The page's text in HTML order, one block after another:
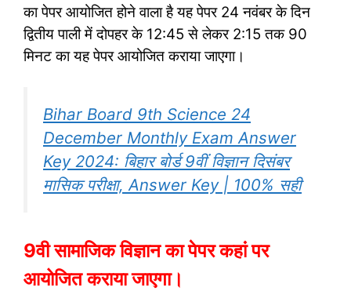
का पेपर आयोजित होने वाला है यह पेपर 24 नवंबर के दिन
द्वितीय पाली में दोपहर के 12:45 से लेकर 2:15 तक 90
मिनट का यह पेपर आयोजित कराया जाएगा।
Bihar Board 9th Science 24
December Monthly Exam Answer
Key 2024: बिहार बोर्ड 9वीं विज्ञान दिसंबर
मासिक परीक्षा, Answer Key | 100% सही
9वी सामाजिक विज्ञान का पेपर कहां पर
आयोजित कराया जाएगा।